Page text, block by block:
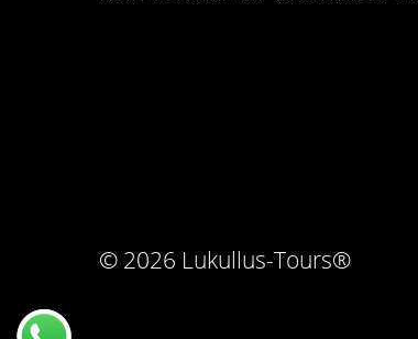
© 2026 Lukullus-Tours®